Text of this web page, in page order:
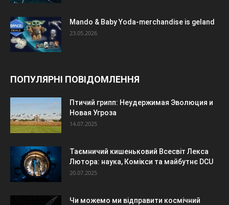
Mando & Baby Yoda-merchandise is geland
23.05.2026
ПОПУЛЯРНІ ПОВІДОМЛЕННЯ
Птичий грипп: Неудержимая Эволюция и
Новая Угроза
14.07.2025
Таємничий кишеньковий Всесвіт Лекса
Лютора: наука, Комікси та майбутнє DCU
20.07.2025
Чи можемо ми відправити космічний